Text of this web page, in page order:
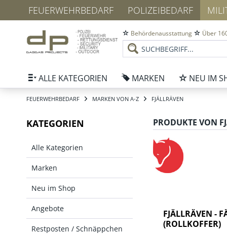
FEUERWEHRBEDARF POLIZEIBEDARF
Behördenausstattung Über
ALLE KATEGORIEN MARKEN NEU IM
FEUERWEHRBEDARF MARKEN VON A-Z FJÄLLRÄVEN
KATEGORIEN
Alle Kategorien
Marken
Neu im Shop
Angebote
Restposten / Schnäppchen
PRODUKTE VON
FJÄLLRÄVEN -
(ROLLKOFFER)